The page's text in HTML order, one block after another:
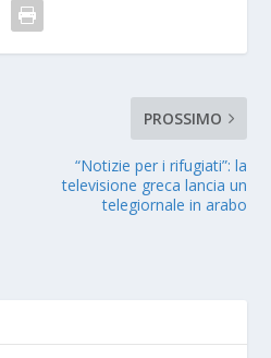
PROSSIMO
“Notizie per i rifugiati”: la
televisione greca lancia un
telegiornale in arabo